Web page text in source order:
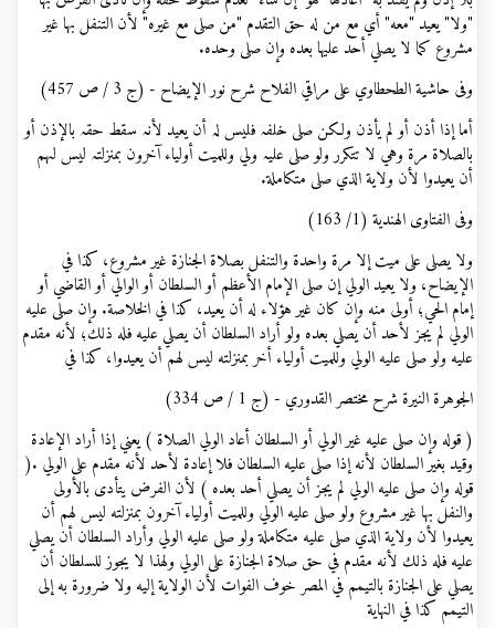
"ولا" يعيد "معه" أي مع من له حق التقدم "من صلى مع غيره" لأن التنفل بها غير
مشروع كما لا يصلي أحد عليها بعده وإن صلى وحده.
وفی حاشية الطحطاوي على مراقي الفلاح شرح نور الإيضاح - (ج 3 / ص 457)
أما إذا أذن أو لم یأذن ولکن صلی خلفہ فلیس لہ أن یعید لأنہ سقط حقہ بالإذن أو
بالصلاة مرة وہي لا تتکرر ولو صلی علیہ ولي وللمیت أولیاء آخرون بمنزلتہ لیس لہم
أن یعیدوا لأن ولایة الذي صلی متکاملة.
وفی الفتاوى الهندية (1/ 163)
ولا يصلى على ميت إلا مرة واحدة والتنفل بصلاة الجنازة غير مشروع، كذا في
الإيضاح، ولا يعيد الولي إن صلى الإمام الأعظم أو السلطان أو الوالي أو القاضي أو
إمام الحي؛ أولى منه وإن كان غير هؤلاء له أن يعيد، كذا في الخلاصة. وإن صلى عليه
الولي لم يجز لأحد أن يصلي بعده ولو أراد السلطان أن يصلي عليه فله ذلك؛ لأنه مقدم
عليه ولو صلى عليه الولي وللميت أولياء أخر بمنزلته ليس لهم أن يعيدوا، كذا في
الجوهرة النيرة شرح مختصر القدوري - (ج 1 / ص 334)
( قوله وإن صلى عليه غير الولي أو السلطان أعاد الولي الصلاة ) يعني إذا أراد الإعادة
وقيد بغير السلطان لأنه إذا صلى عليه السلطان فلا إعادة لأحد لأنه مقدم على الولي .(
قوله وإن صلى عليه الولي لم يجز أن يصلي أحد بعده ) لأن الفرض يتأدى بالأولى
والنفل بها غير مشروع ولو صلى عليه الولي وللميت أولياء آخرون بمنزلته ليس لهم أن
يعيدوا لأن ولاية الذي صلى عليه متكاملة ولو صلى عليه الولي وأراد السلطان أن يصلي
عليه فله ذلك لأنه مقدم في حق صلاة الجنازة على الولي ولهذا لا يجوز للسلطان أن
يصلي على الجنازة بالتيمم في المصر خوف الفوات لأن الولاية إليه ولا ضرورة به إلى
التيمم كذا في النهاية